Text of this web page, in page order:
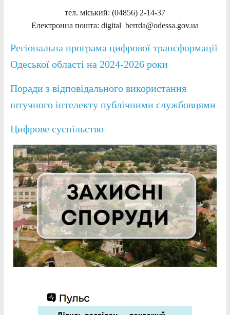
тел. міський: (04856) 2-14-37
Електронна пошта: digital_berrda@odessa.gov.ua
Регіональна програма цифрової трансформації
Одеської області на 2024-2026 роки
Поради з відповідального використання
штучного інтелекту публічними службовцями
Цифрове суспільство